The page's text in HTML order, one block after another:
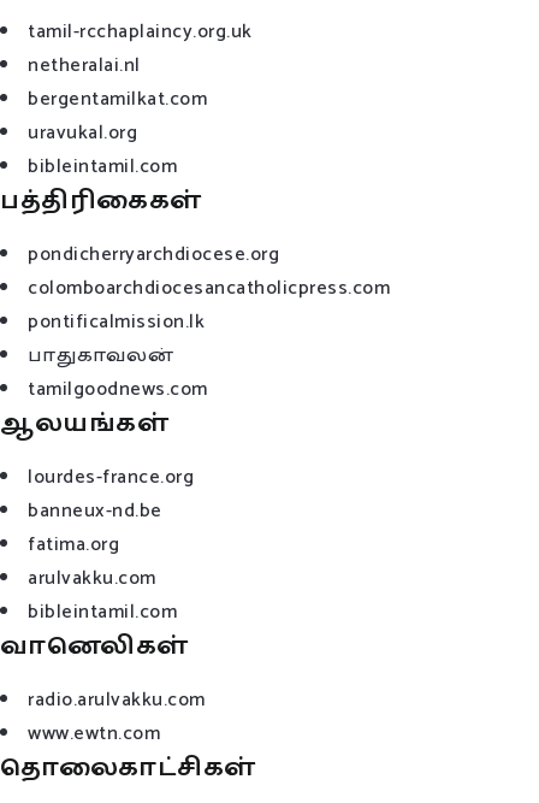
tamil-rcchaplaincy.org.uk
netheralai.nl
bergentamilkat.com
uravukal.org
bibleintamil.com
பத்திரிகைகள்
pondicherryarchdiocese.org
colomboarchdiocesancatholicpress.com
pontificalmission.lk
பாதுகாவலன்
tamilgoodnews.com
ஆலயங்கள்
lourdes-france.org
banneux-nd.be
fatima.org
arulvakku.com
bibleintamil.com
வானெலிகள்
radio.arulvakku.com
www.ewtn.com
தொலைகாட்சிகள்